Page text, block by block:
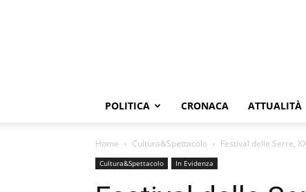
POLITICA CRONACA ATTUALITÀ
Home Cultura&Spettacolo Festival delle Serre,
Cultura&Spettacolo In Evidenza